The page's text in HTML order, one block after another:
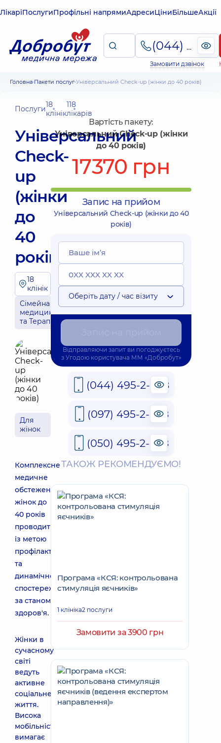
ЛікаріПослугиПрофільні напрямиАдресиЦіниБільшеАкції
(044) 495-2-888
Замовити дзвінок
Головна Пакети послуг Універсальний Check-up (жінки до 40 років)
Послуги18
клінік
118
лікарів
Універсальний
Check-
up
(жінки
до
40
років)
18
клінік
Сімейна
медицина
та Терапія
Для
жінок
Комплексне
медичне
обстеження
жінок до
40 років
проводиться
із метою
профілактичного
та
динамічного
спостереження
за станом
здоров'я.
Жінки в
сучасному
світі
ведуть
активне
соціальне
життя.
Висока
мобільність
вимагає
Вартість пакету:
Універсальний Check-up (жінки
до 40 років)
17370 грн
Запис на прийом
Універсальний Check-up (жінки до 40
років)
Оберіть дату / час візиту
Відправляючи запит ви погоджуєтесь
з Угодою користувача ММ «Добробут»
(044) 495-2-888
(097) 495-2-888
(050) 495-2-888
ТАКОЖ РЕКОМЕНДУЄМО!
Програма «КСЯ: контрольована
стимуляція яєчників»
1 клініка2 послуги
Замовити за 3900 грн